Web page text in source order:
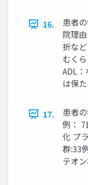
16.
患者
院理
折な
むく
ADL
は保
17.
患者
例： 7
化 プ
群:33
テオ